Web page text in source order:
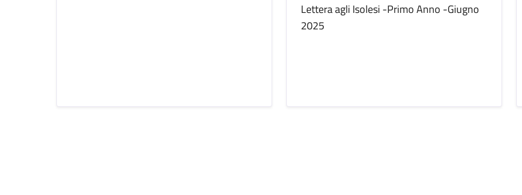
Lettera agli Isolesi -Primo Anno -Giugno
2025